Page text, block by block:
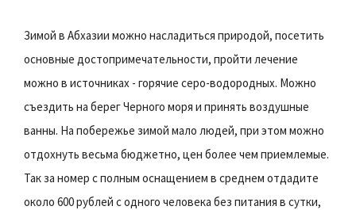
Зимой в Абхазии можно насладиться природой, посетить
основные достопримечательности, пройти лечение
можно в источниках - горячие серо-водородных. Можно
съездить на берег Черного моря и принять воздушные
ванны. На побережье зимой мало людей, при этом можно
отдохнуть весьма бюджетно, цен более чем приемлемые.
Так за номер с полным оснащением в среднем отдадите
около 600 рублей с одного человека без питания в сутки,